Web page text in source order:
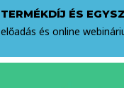
TERMÉKDÍJ ÉS
előadás és online